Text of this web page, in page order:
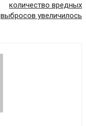
количество вредных
выбросов увеличилось